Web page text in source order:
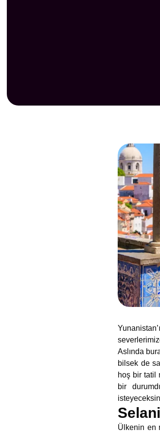
Aslında
bilsek de
hoş bir tatil
bir
Ülkenin en